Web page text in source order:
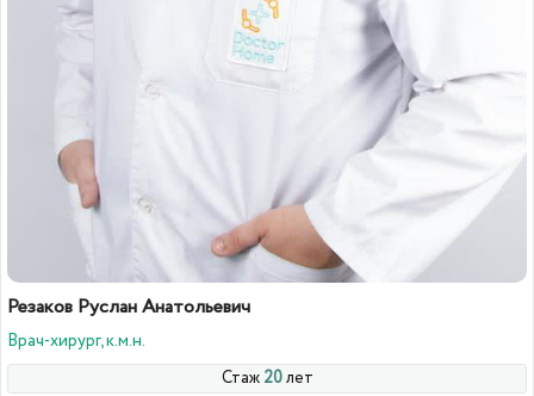
Резаков Руслан Анатольевич
Врач-хирург, к.м.н.
Стаж 20лет